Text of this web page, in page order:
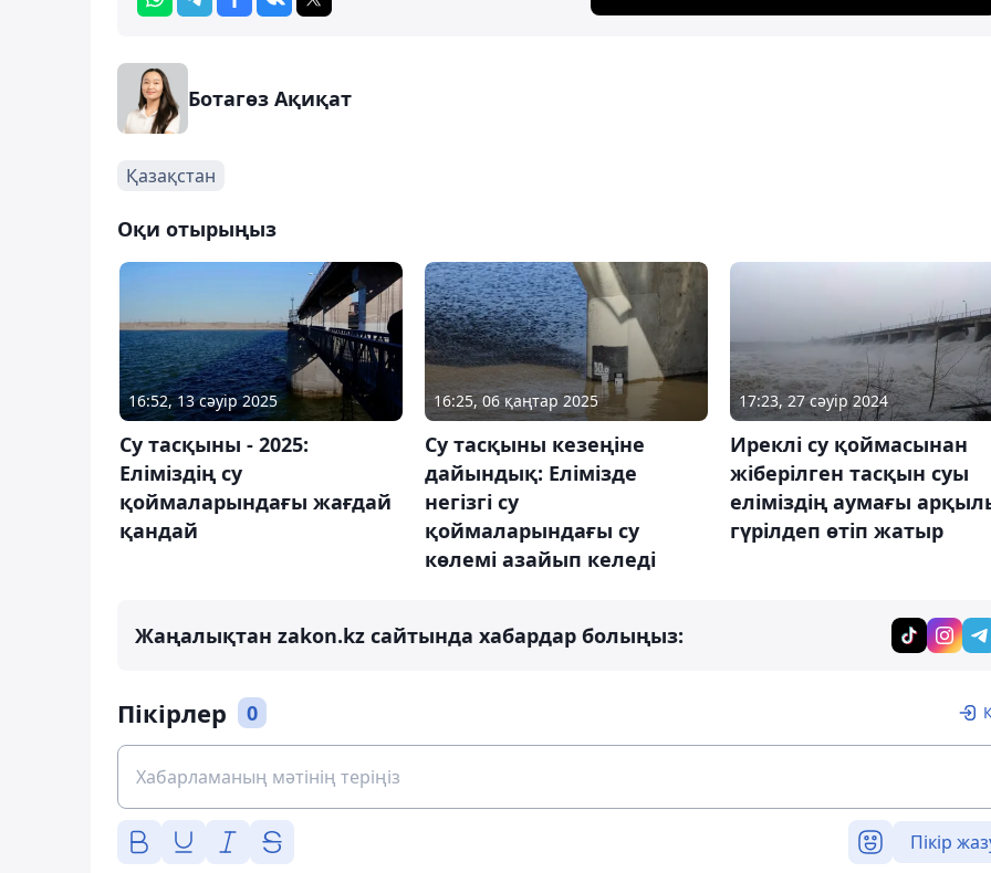
Ботагөз Ақиқат
Қазақстан
Оқи отырыңыз
16:52, 13 сәуір 2025
Су тасқыны - 2025:
Еліміздің су
қоймаларындағы жағдай
қандай
16:25, 06 қаңтар 2025
Су тасқыны кезеңіне
дайындық: Елімізде
негізгі су
қоймаларындағы су
көлемі азайып келеді
17:23, 27 сәуір 2024
Иреклі су қоймасынан
жіберілген тасқын суы
еліміздің аумағы
гүрілдеп өтіп жатыр
Жаңалықтан zakon.kz сайтында хабардар болыңыз:
Пікірлер 0
Пікір